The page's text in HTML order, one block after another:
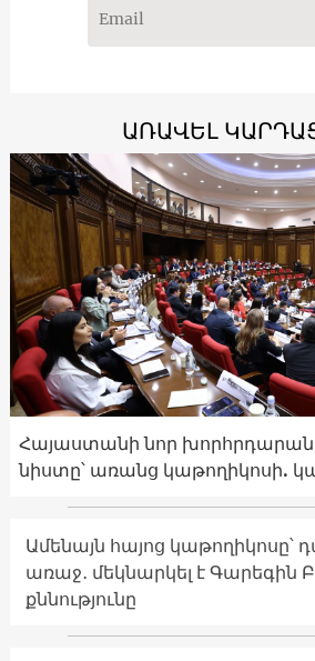
ԱՌԱՎԵԼ
Հայաստանի նոր
նիստը՝ առանց կաթողիկոսի.
Ամենայն հայոց
առաջ․ մեկնարկել է Գարեգին
քննությունը